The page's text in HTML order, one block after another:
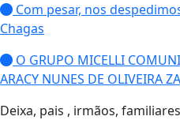
Com pesar, nos
Chagas
O GRUPO MICELLI
ARACY NUNES DE OLIVEIRA
Deixa, pais , irmãos,